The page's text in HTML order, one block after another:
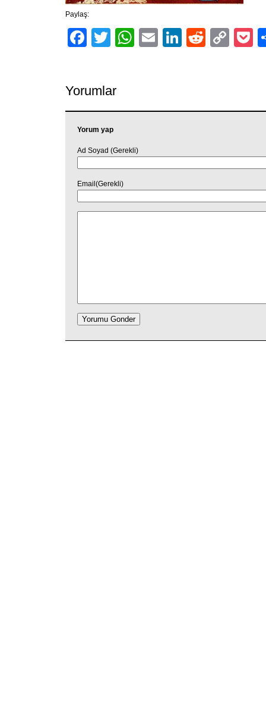
Paylaş:
Facebook
TwitterWhatsApp
EmailLinkedIn
Reddit
Yorumlar
Yorum yap
Ad Soyad (Gerekli)
Email(Gerekli)